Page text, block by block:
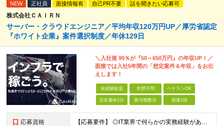
NEW 正社員 面接情報有 自己PR不要 話を聞きたい応募可
株式会社ＣＡＩＲＮ
サーバー・クラウドエンジニア／平均年収120万円UP／厚労省認定
『ホワイト企業』案件選択制度／年休129日
＼入社後 99％が『50～650万円』の年収UP！／
面接では入社5年間の「想定案件＆年収」をお伝
えします！
未経験歓迎 学歴不問 ベテランOK
完全週休2日 賞与複数月 面接1回
応募資格 【応募要件】 ◎IT業界で何らかの実務経験がある方 └2～3ヶ月の実務経験のある方は歓迎します！ 例）PCキッティングやモバイル通信基地局の業務経験者など インフラエンジニアとして経験のある方は、